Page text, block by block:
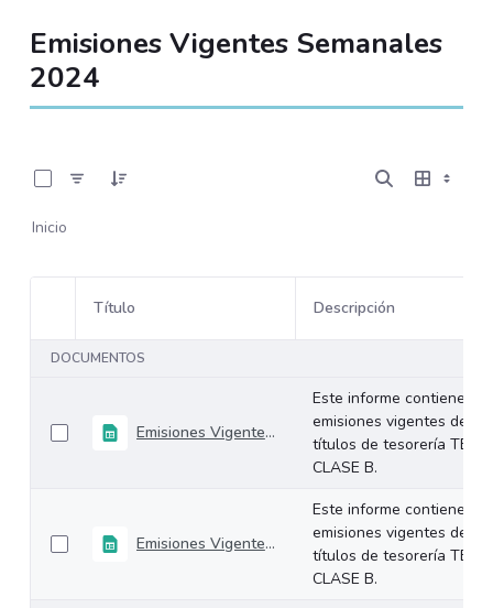
Emisiones Vigentes Semanales
2024
Inicio
Selección del elemento
Título Descripción
DOCUMENTOS
Emisiones Vigentes 31-Diciembre-2024
Este informe contiene las
emisiones vigentes de los
títulos de tesorería TES
CLASE B.
Emisiones Vigentes 27-Diciembre-2024
Este informe contiene las
emisiones vigentes de los
títulos de tesorería TES
CLASE B.